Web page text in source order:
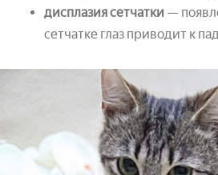
дисплазия сетчатки —
сетчатке глаз приводит к